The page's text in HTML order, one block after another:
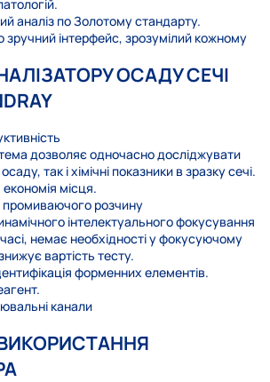
аналіз по Золотому стандарту.
інтерфейс, зрозумілий кожному
ОСАДУ СЕЧІ
дозволяє одночасно досліджувати
так і хімічні показники в зразку сечі.
місця.
промиваючого розчину
інтелектуального фокусування
немає необхідності у фокусуючому
вартість тесту.
форменних елементів.
канали